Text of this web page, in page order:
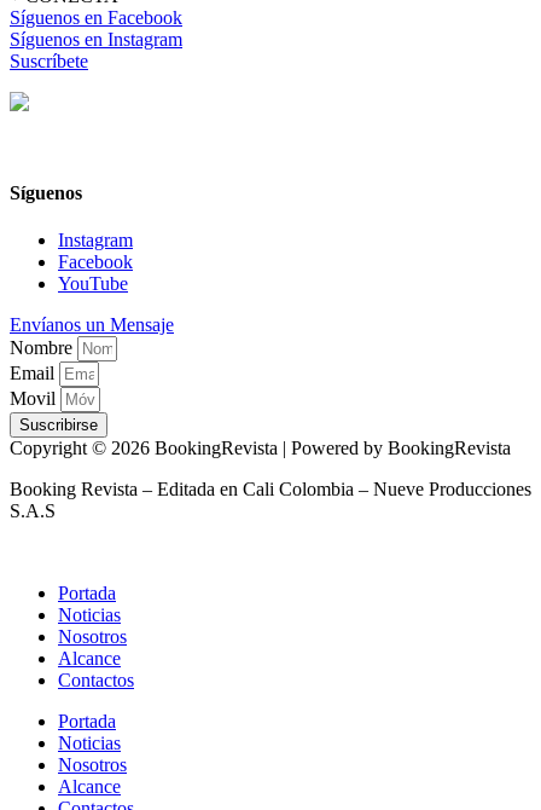
Síguenos en Facebook
Síguenos en Instagram
Suscríbete
Síguenos
Instagram
Facebook
YouTube
Envíanos un Mensaje
Nombre
Email
Movil
Suscribirse
Copyright © 2026 BookingRevista | Powered by BookingRevista
Booking Revista – Editada en Cali Colombia – Nueve Producciones
S.A.S
Portada
Noticias
Nosotros
Alcance
Contactos
Portada
Noticias
Nosotros
Alcance